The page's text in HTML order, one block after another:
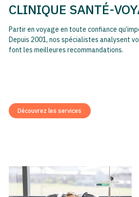
CLINIQUE SANTÉ-
Partir en voyage en toute confiance
Depuis 2001, nos spécialistes analysent
font les meilleures recommandations.
Découvrez les services